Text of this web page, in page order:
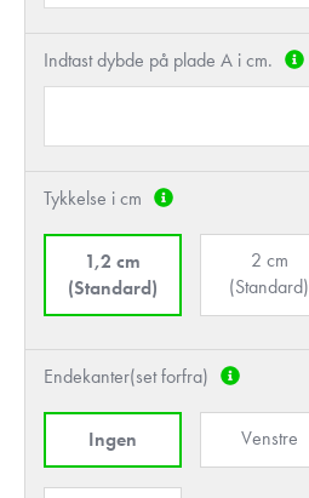
Indtast dybde på plade A i cm.
Tykkelse i cm
1,2 cm
(Standard)
2 cm
(Standard)
Endekanter(set forfra)
Ingen Venstre